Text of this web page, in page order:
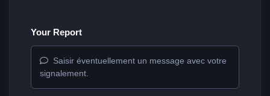
Your Report
Saisir éventuellement un message avec votre
signalement.